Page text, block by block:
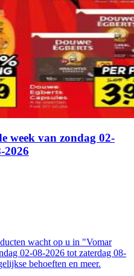
week van zondag 02-
2026
wacht op u in "Vomar
02-08-2026 tot zaterdag 08-
behoeften en meer.